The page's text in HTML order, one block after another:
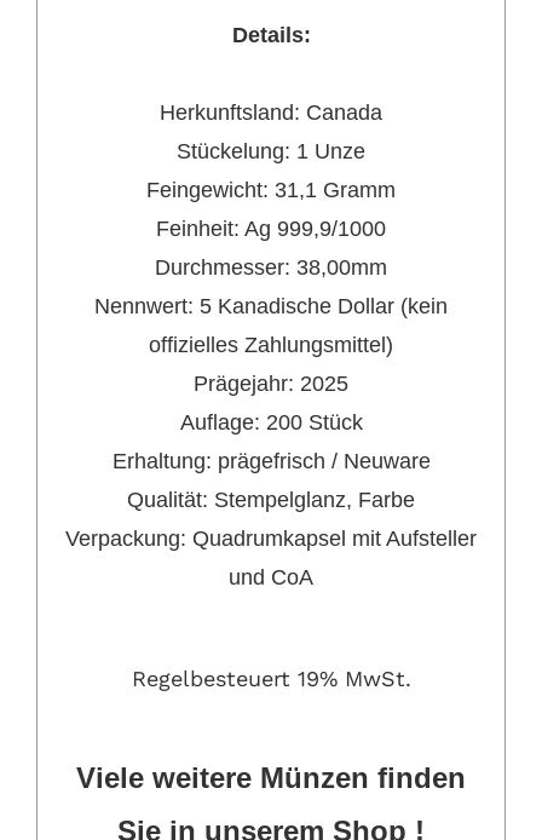
Details:
Herkunftsland: Canada
Stückelung: 1 Unze
Feingewicht: 31,1 Gramm
Feinheit: Ag 999,9/1000
Durchmesser: 38,00mm
Nennwert: 5 Kanadische Dollar (kein
offizielles Zahlungsmittel)
Prägejahr: 2025
Auflage: 200 Stück
Erhaltung: prägefrisch / Neuware
Qualität: Stempelglanz, Farbe
Verpackung: Quadrumkapsel mit Aufsteller
und CoA
Regelbesteuert 19% MwSt.
Viele weitere Münzen finden
Sie in unserem Shop !